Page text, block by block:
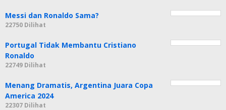
Messi dan Ronaldo Sama?
22750 Dilihat
Portugal Tidak Membantu Cristiano
Ronaldo
22749 Dilihat
Menang Dramatis, Argentina Juara Copa
America 2024
22307 Dilihat